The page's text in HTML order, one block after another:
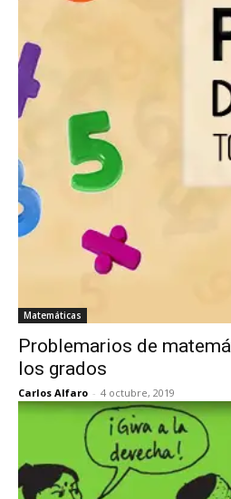
Matemáticas
Problemarios de
los grados
Carlos Alfaro - 4 octubre, 2019